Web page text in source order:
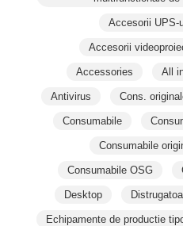
Accesorii UPS-
Accesorii
Accessories All
Antivirus Cons.
Consumabile
Consumabile
Consumabile OSG
Desktop
Echipamente de productie